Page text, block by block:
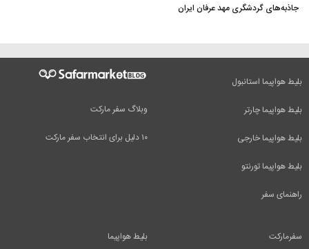
جاذبه‌های گردشگری مهد عرفان ایران
وبلاگ سفر مارکت
۱۰ دلیل برای انتخاب سفر مارکت
بلیط هواپیما استانبول
بلیط هواپیما چارتر
بلیط هواپیما خارجی
بلیط هواپیما تورنتو
راهنمای سفر
بلیط هواپیما سفرمارکت